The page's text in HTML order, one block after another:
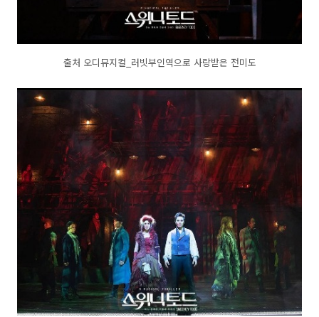
출처 오디뮤지컬_러빗부인역으로 사랑받은 전미도